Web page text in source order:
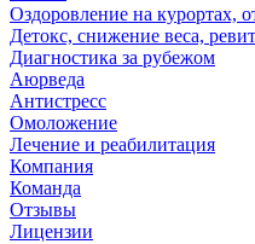
Оздоровление на курортах,
Детокс, снижение веса,
Диагностика за рубежом
Аюрведа
Антистресс
Омоложение
Лечение и реабилитация
Компания
Команда
Отзывы
Лицензии